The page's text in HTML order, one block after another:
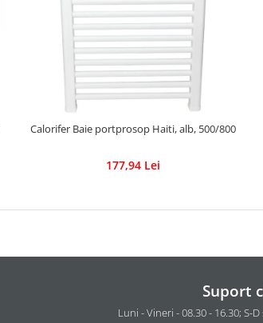
Calorifer Baie portprosop Haiti, alb, 500/800
177,94 Lei
Suport
Luni - Vineri - 08.30 - 16.30; S-